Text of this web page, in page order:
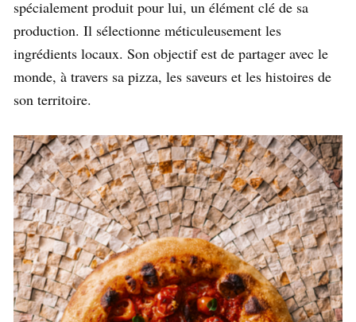
spécialement produit pour lui, un élément clé de sa
production. Il sélectionne méticuleusement les
ingrédients locaux. Son objectif est de partager avec le
monde, à travers sa pizza, les saveurs et les histoires de
son territoire.